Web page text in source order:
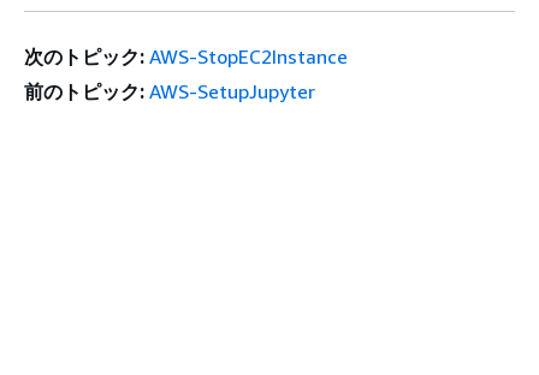
次のトピック: AWS-StopEC2Instance
前のトピック: AWS-SetupJupyter